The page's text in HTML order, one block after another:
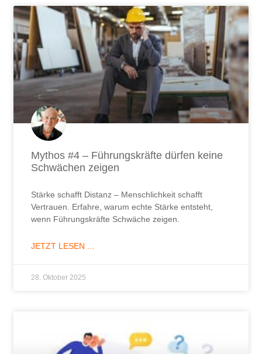
Mythos #4 – Führungskräfte dürfen keine
Schwächen zeigen
Stärke schafft Distanz – Menschlichkeit schafft
Vertrauen. Erfahre, warum echte Stärke entsteht,
wenn Führungskräfte Schwäche zeigen.
JETZT LESEN ...
28. Oktober 2025